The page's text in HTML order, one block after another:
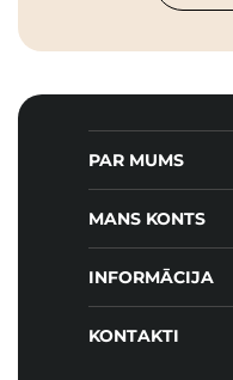
PAR MUMS
MANS KONTS
INFORMĀCIJA
KONTAKTI